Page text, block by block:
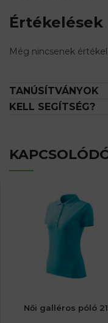
Értékelések
Még nincsenek
TANÚSÍTVÁNYOK
KELL SEGÍTSÉG?
Női galléros póló